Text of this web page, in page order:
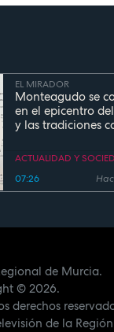
EL MIRADOR
Monteagudo se
en el epicentro
y las tradiciones
ACTUALIDAD Y
07:26
de Murcia.
© 2026.
derechos
de la